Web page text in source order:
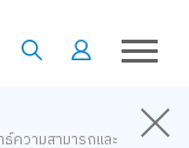
ความสามารถและ